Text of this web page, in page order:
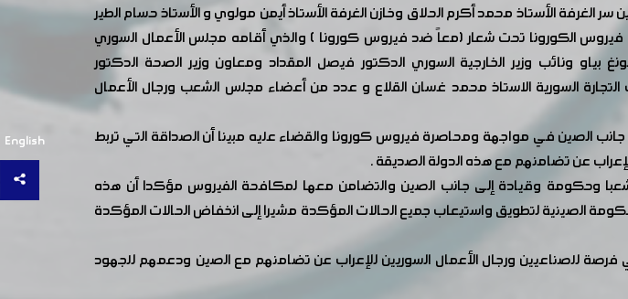
English
الأستاذ محمد أكرم الحلاق وخازن الغرفة الأستاذ أيمن مولوي و الأستاذ حسام الطير
الكورونا تحت شعار (معاً ضد فيروس كورونا ) والذي أقامه مجلس الأعمال السوري
ونائب وزير الخارجية السوري الدكتور فيصل المقداد ومعاون وزير الصحة الدكتور
السورية الاستاذ محمد غسان القلاع و عدد من أعضاء مجلس الشعب ورجال الأعمال
جانب الصين في مواجهة ومحاصرة فيروس كورونا والقضاء عليه مبينا أن الصداقة التي تربط
عن تضامنهم مع هذه الدولة الصديقة .
وحكومة وقيادة إلى جانب الصين والتضامن معها لمكافحة الفيروس مؤكدا أن هذه
الصينية لتطويق واستيعاب جميع الحالات المؤكدة مشيرا إلى انخفاض الحالات المؤكدة
للصناعيين ورجال الأعمال السوريين للإعراب عن تضامنهم مع الصين ودعمهم للجهود